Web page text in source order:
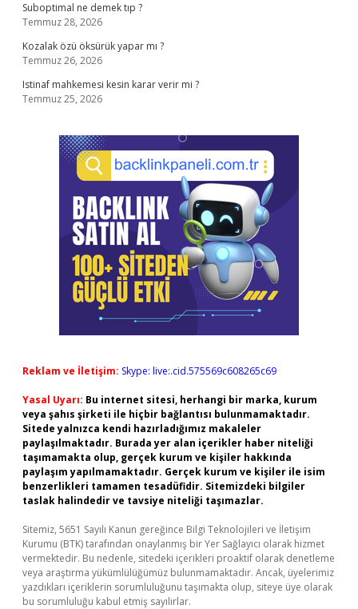
Suboptimal ne demek tıp ?
Temmuz 28, 2026
Kozalak özü öksürük yapar mı ?
Temmuz 26, 2026
Istinaf mahkemesi kesin karar verir mi ?
Temmuz 25, 2026
Reklam ve İletişim: Skype: live:.cid.575569c608265c69
Yasal Uyarı: Bu internet sitesi, herhangi bir marka, kurum
veya şahıs şirketi ile hiçbir bağlantısı bulunmamaktadır.
Sitede yalnızca kendi hazırladığımız makaleler
paylaşılmaktadır. Burada yer alan içerikler haber niteliği
taşımamakta olup, gerçek kurum ve kişiler hakkında
paylaşım yapılmamaktadır. Gerçek kurum ve kişiler ile isim
benzerlikleri tamamen tesadüfidir. Sitemizdeki bilgiler
taslak halindedir ve tavsiye niteliği taşımazlar.
Sitemiz, 5651 Sayılı Kanun gereğince Bilgi Teknolojileri ve İletişim
Kurumu (BTK) tarafından onaylanmış bir Yer Sağlayıcı olarak hizmet
vermektedir. Bu nedenle, sitedeki içerikleri proaktif olarak denetleme
veya araştırma yükümlülüğümüz bulunmamaktadır. Ancak, üyelerimiz
yazdıkları içeriklerin sorumluluğunu taşımakta olup, siteye üye olarak
bu sorumluluğu kabul etmiş sayılırlar.